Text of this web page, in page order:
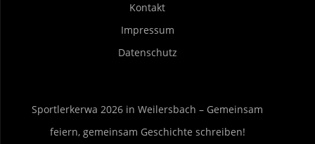
Kontakt
Impressum
Datenschutz
Sportlerkerwa 2026 in Weilersbach – Gemeinsam
feiern, gemeinsam Geschichte schreiben!